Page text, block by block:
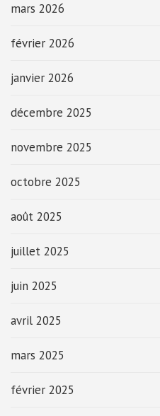
mars 2026
février 2026
janvier 2026
décembre 2025
novembre 2025
octobre 2025
août 2025
juillet 2025
juin 2025
avril 2025
mars 2025
février 2025